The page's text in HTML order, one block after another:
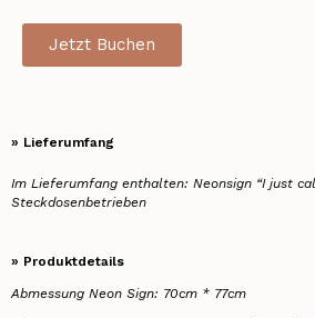
Jetzt Buchen
» Lieferumfang
Im Lieferumfang enthalten: Neonsign “I just
Steckdosenbetrieben
» Produktdetails
Abmessung Neon Sign: 70cm * 77cm